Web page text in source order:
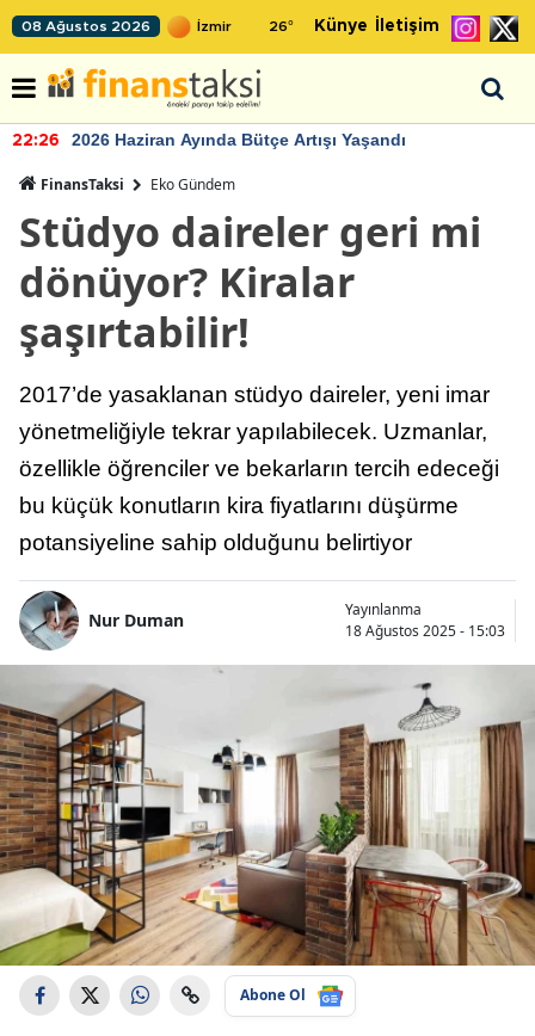
08 Ağustos 2026 26° Künye İletişim
22:26 2026 Haziran Ayında Bütçe Artışı Yaşandı
FinansTaksi Eko Gündem
Stüdyo daireler geri mi
dönüyor? Kiralar
şaşırtabilir!
2017’de yasaklanan stüdyo daireler, yeni imar
yönetmeliğiyle tekrar yapılabilecek. Uzmanlar,
özellikle öğrenciler ve bekarların tercih edeceği
bu küçük konutların kira fiyatlarını düşürme
potansiyeline sahip olduğunu belirtiyor
Nur Duman
Yayınlanma
18 Ağustos 2025 - 15:03
Abone Ol